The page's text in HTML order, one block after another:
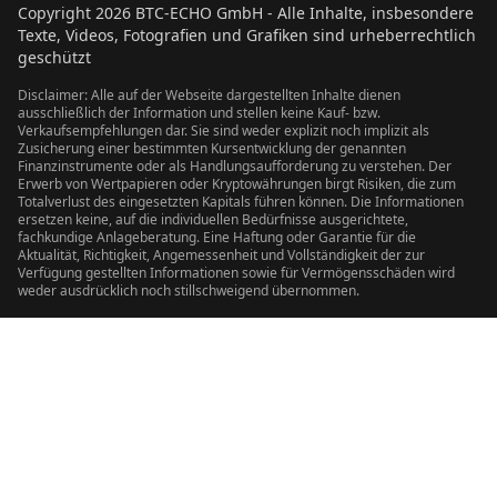
Copyright 2026 BTC-ECHO GmbH - Alle Inhalte, insbesondere
Texte, Videos, Fotografien und Grafiken sind urheberrechtlich
geschützt
Disclaimer: Alle auf der Webseite dargestellten Inhalte dienen
ausschließlich der Information und stellen keine Kauf- bzw.
Verkaufsempfehlungen dar. Sie sind weder explizit noch implizit als
Zusicherung einer bestimmten Kursentwicklung der genannten
Finanzinstrumente oder als Handlungsaufforderung zu verstehen. Der
Erwerb von Wertpapieren oder Kryptowährungen birgt Risiken, die zum
Totalverlust des eingesetzten Kapitals führen können. Die Informationen
ersetzen keine, auf die individuellen Bedürfnisse ausgerichtete,
fachkundige Anlageberatung. Eine Haftung oder Garantie für die
Aktualität, Richtigkeit, Angemessenheit und Vollständigkeit der zur
Verfügung gestellten Informationen sowie für Vermögensschäden wird
weder ausdrücklich noch stillschweigend übernommen.